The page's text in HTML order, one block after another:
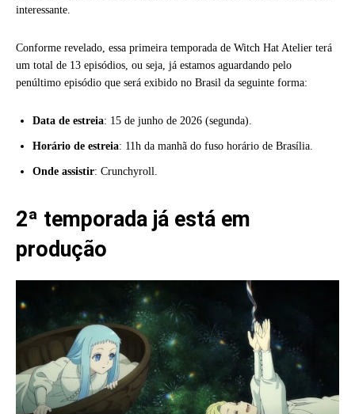
interessante.
Conforme revelado, essa primeira temporada de Witch Hat Atelier terá
um total de 13 episódios, ou seja, já estamos aguardando pelo
penúltimo episódio que será exibido no Brasil da seguinte forma:
Data de estreia: 15 de junho de 2026 (segunda).
Horário de estreia: 11h da manhã do fuso horário de Brasília.
Onde assistir: Crunchyroll.
2ª temporada já está em
produção